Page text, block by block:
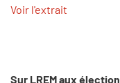
Voir l'extrait
Sur LREM aux